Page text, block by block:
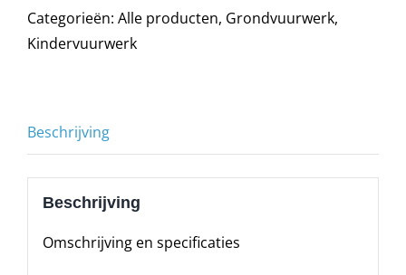
Categorieën: Alle producten, Grondvuurwerk,
Kindervuurwerk
Beschrijving
Beschrijving
Omschrijving en specificaties